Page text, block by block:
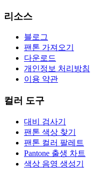
리소스
블로그
팬톤 가져오기
다운로드
개인정보 처리방침
이용 약관
컬러 도구
대비 검사기
팬톤 색상 찾기
팬톤 컬러 팔레트
Pantone 출생 차트
색상 음영 생성기